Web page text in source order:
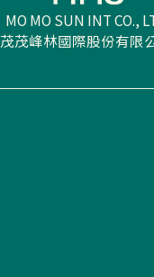
MO MO SUN INT CO.,
茂茂峰林國際股份有限